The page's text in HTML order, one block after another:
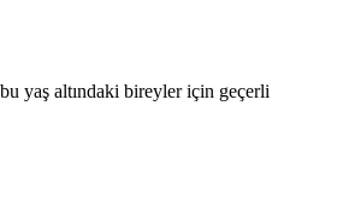
yaş altındaki bireyler için geçerli